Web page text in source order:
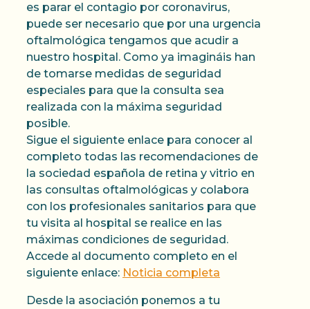
es parar el contagio por coronavirus,
puede ser necesario que por una urgencia
oftalmológica tengamos que acudir a
nuestro hospital. Como ya imagináis han
de tomarse medidas de seguridad
especiales para que la consulta sea
realizada con la máxima seguridad
posible.
Sigue el siguiente enlace para conocer al
completo todas las recomendaciones de
la sociedad española de retina y vitrio en
las consultas oftalmológicas y colabora
con los profesionales sanitarios para que
tu visita al hospital se realice en las
máximas condiciones de seguridad.
Accede al documento completo en el
siguiente enlace: Noticia completa
Desde la asociación ponemos a tu